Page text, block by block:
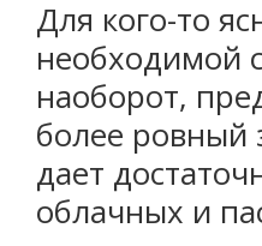
Для кого-то
необходимой
наоборот,
более ровный
дает
облачных и